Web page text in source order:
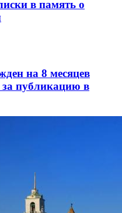
в память о
на 8 месяцев
за публикацию в